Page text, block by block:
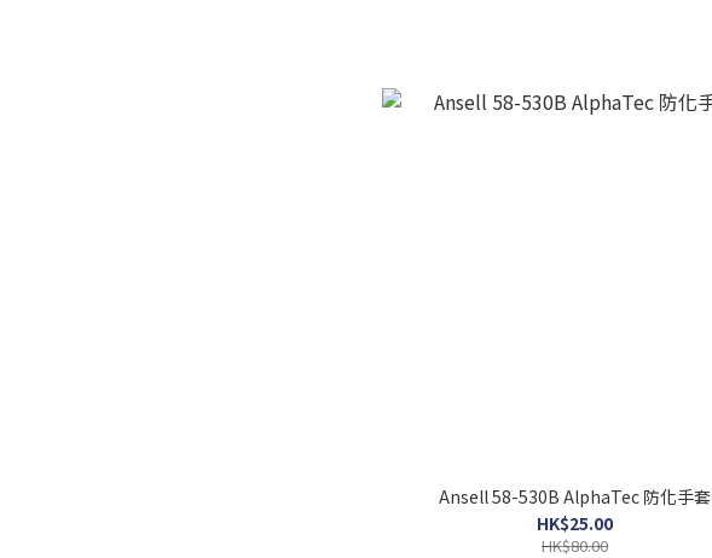
Ansell 58-530B AlphaTec 防化手套
HK$25.00
HK$80.00